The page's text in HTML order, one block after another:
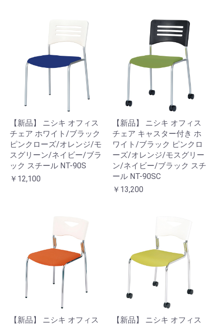
【新品】 ニシキ オフィス
チェア ホワイト/ブラック
ピンクローズ/オレンジ/モ
スグリーン/ネイビー/ブラ
ック スチール NT-90S
￥12,100
【新品】 ニシキ オフィス
チェア キャスター付き ホ
ワイト/ブラック ピンクロ
ーズ/オレンジ/モスグリー
ン/ネイビー/ブラック スチ
ール NT-90SC
￥13,200
【新品】 ニシキ オフィス
【新品】 ニシキ オフィス